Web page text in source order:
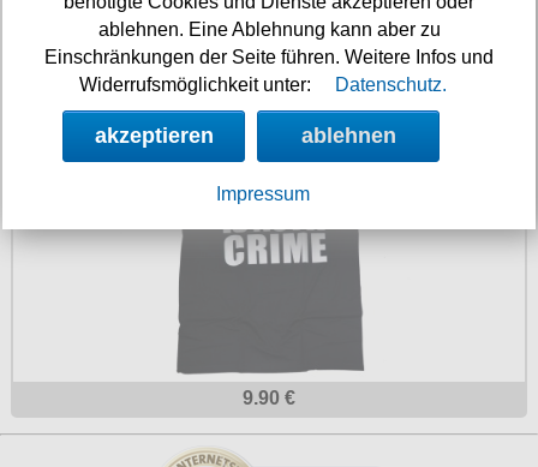
Rockabilly
Wikinger
14.90 €
T-Shirt Ultra is not a crime
9.90 €
ablehnen. Eine Ablehnung kann aber zu
Einschränkungen der Seite führen. Weitere Infos und
Widerrufsmöglichkeit unter:
Datenschutz.
akzeptieren ablehnen
Impressum